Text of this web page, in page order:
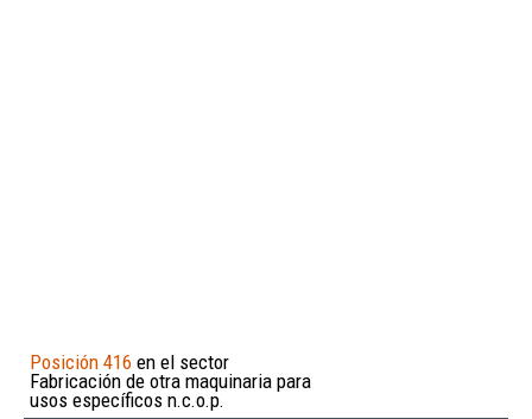
Posición 416 en el sector
Fabricación de otra maquinaria para
usos específicos n.c.o.p.